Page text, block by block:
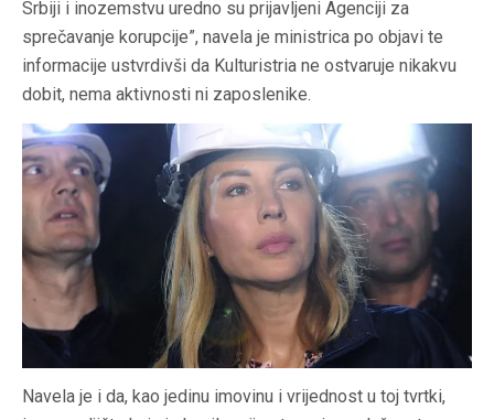
Srbiji i inozemstvu uredno su prijavljeni Agenciji za
sprečavanje korupcije”, navela je ministrica po objavi te
informacije ustvrdivši da Kulturistria ne ostvaruje nikakvu
dobit, nema aktivnosti ni zaposlenike.
Navela je i da, kao jedinu imovinu i vrijednost u toj tvrtki,